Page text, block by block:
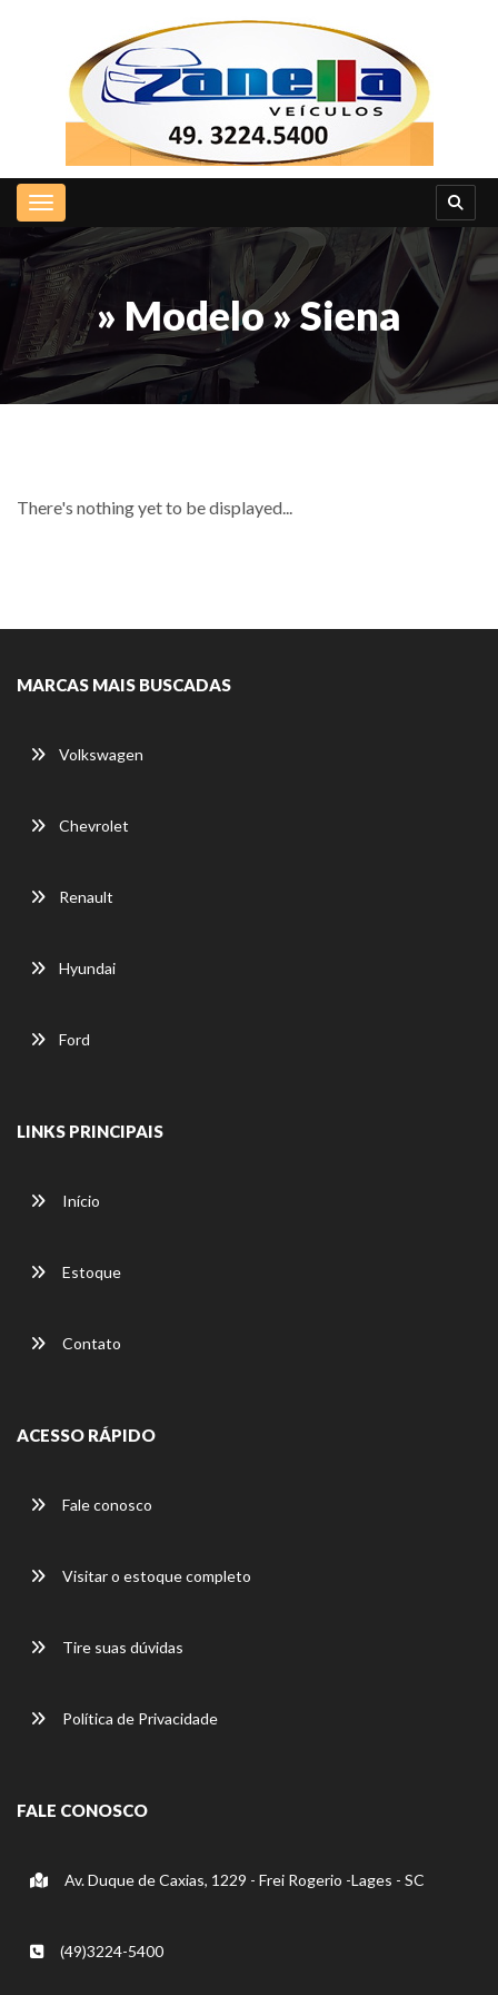
Toggle navigation
» Modelo » Siena
There's nothing yet to be displayed...
MARCAS MAIS BUSCADAS
Volkswagen
Chevrolet
Renault
Hyundai
Ford
LINKS PRINCIPAIS
Início
Estoque
Contato
ACESSO RÁPIDO
Fale conosco
Visitar o estoque completo
Tire suas dúvidas
Política de Privacidade
FALE CONOSCO
Av. Duque de Caxias, 1229 - Frei Rogerio -Lages - SC
(49)3224-5400